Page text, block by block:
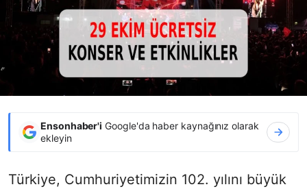
Ensonhaber'i Google'da haber kaynağınız olarak
ekleyin
Türkiye, Cumhuriyetimizin 102. yılını büyük